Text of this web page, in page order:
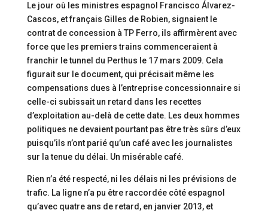
Le jour où les ministres espagnol Francisco Álvarez-
Cascos, et français Gilles de Robien, signaient le
contrat de concession à TP Ferro, ils affirmèrent avec
force que les premiers trains commenceraient à
franchir le tunnel du Perthus le 17 mars 2009. Cela
figurait sur le document, qui précisait même les
compensations dues à l’entreprise concessionnaire si
celle-ci subissait un retard dans les recettes
d’exploitation au-delà de cette date. Les deux hommes
politiques ne devaient pourtant pas être très sûrs d’eux
puisqu’ils n’ont parié qu’un café avec les journalistes
sur la tenue du délai. Un misérable café.
Rien n’a été respecté, ni les délais ni les prévisions de
trafic. La ligne n’a pu être raccordée côté espagnol
qu’avec quatre ans de retard, en janvier 2013, et